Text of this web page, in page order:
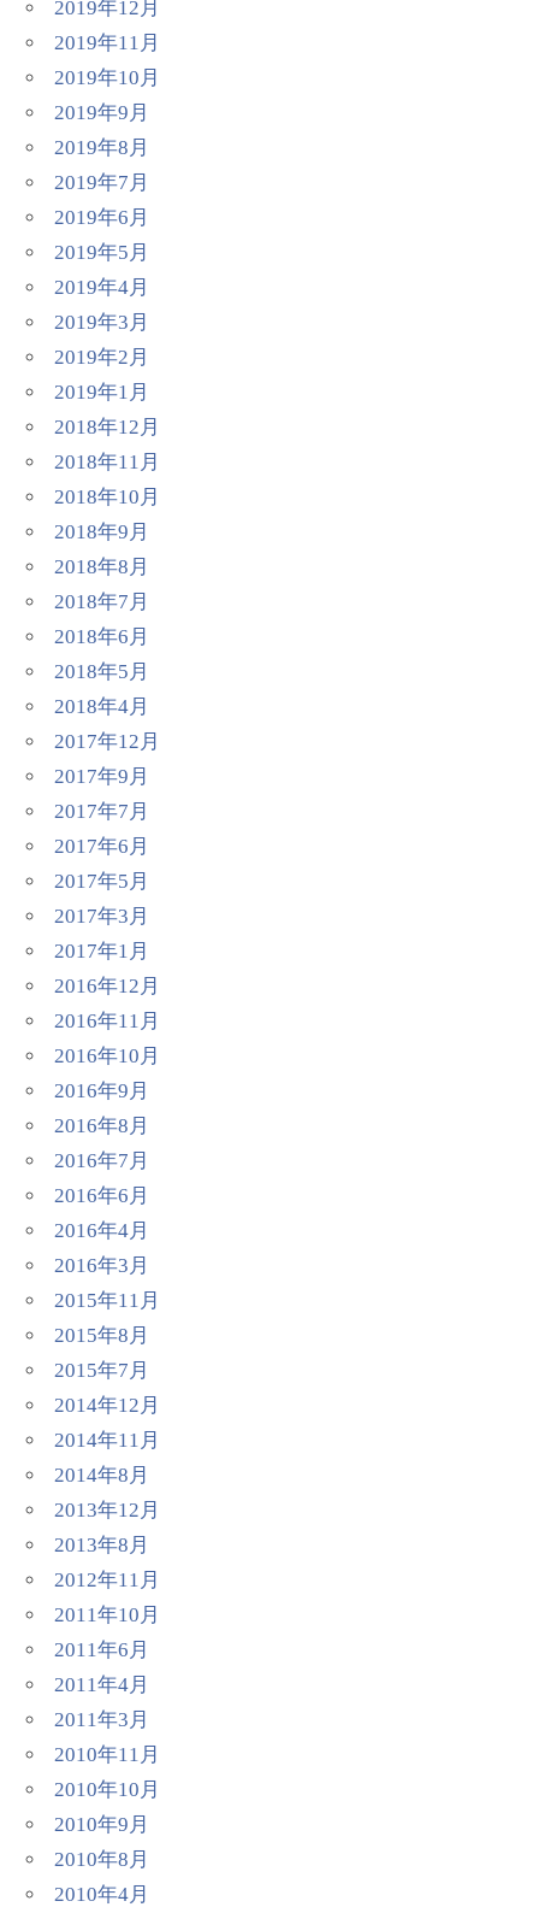
2019年12月
2019年11月
2019年10月
2019年9月
2019年8月
2019年7月
2019年6月
2019年5月
2019年4月
2019年3月
2019年2月
2019年1月
2018年12月
2018年11月
2018年10月
2018年9月
2018年8月
2018年7月
2018年6月
2018年5月
2018年4月
2017年12月
2017年9月
2017年7月
2017年6月
2017年5月
2017年3月
2017年1月
2016年12月
2016年11月
2016年10月
2016年9月
2016年8月
2016年7月
2016年6月
2016年4月
2016年3月
2015年11月
2015年8月
2015年7月
2014年12月
2014年11月
2014年8月
2013年12月
2013年8月
2012年11月
2011年10月
2011年6月
2011年4月
2011年3月
2010年11月
2010年10月
2010年9月
2010年8月
2010年4月